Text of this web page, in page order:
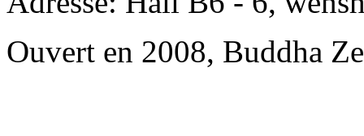
Ouvert en 2008, Buddha